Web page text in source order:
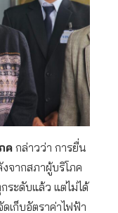
คกล่าวว่า การยื่น
จากสภาผู้บริโภค
ระดับแล้ว แต่ไม่ได้
เก็บอัตราค่าไฟฟ้า